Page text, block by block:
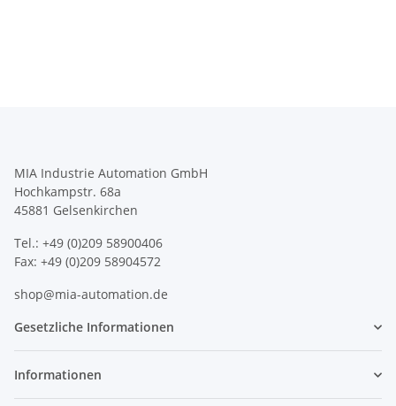
MIA Industrie Automation GmbH
Hochkampstr. 68a
45881 Gelsenkirchen
Tel.: +49 (0)209 58900406
Fax: +49 (0)209 58904572
shop@mia-automation.de
Gesetzliche Informationen
Informationen